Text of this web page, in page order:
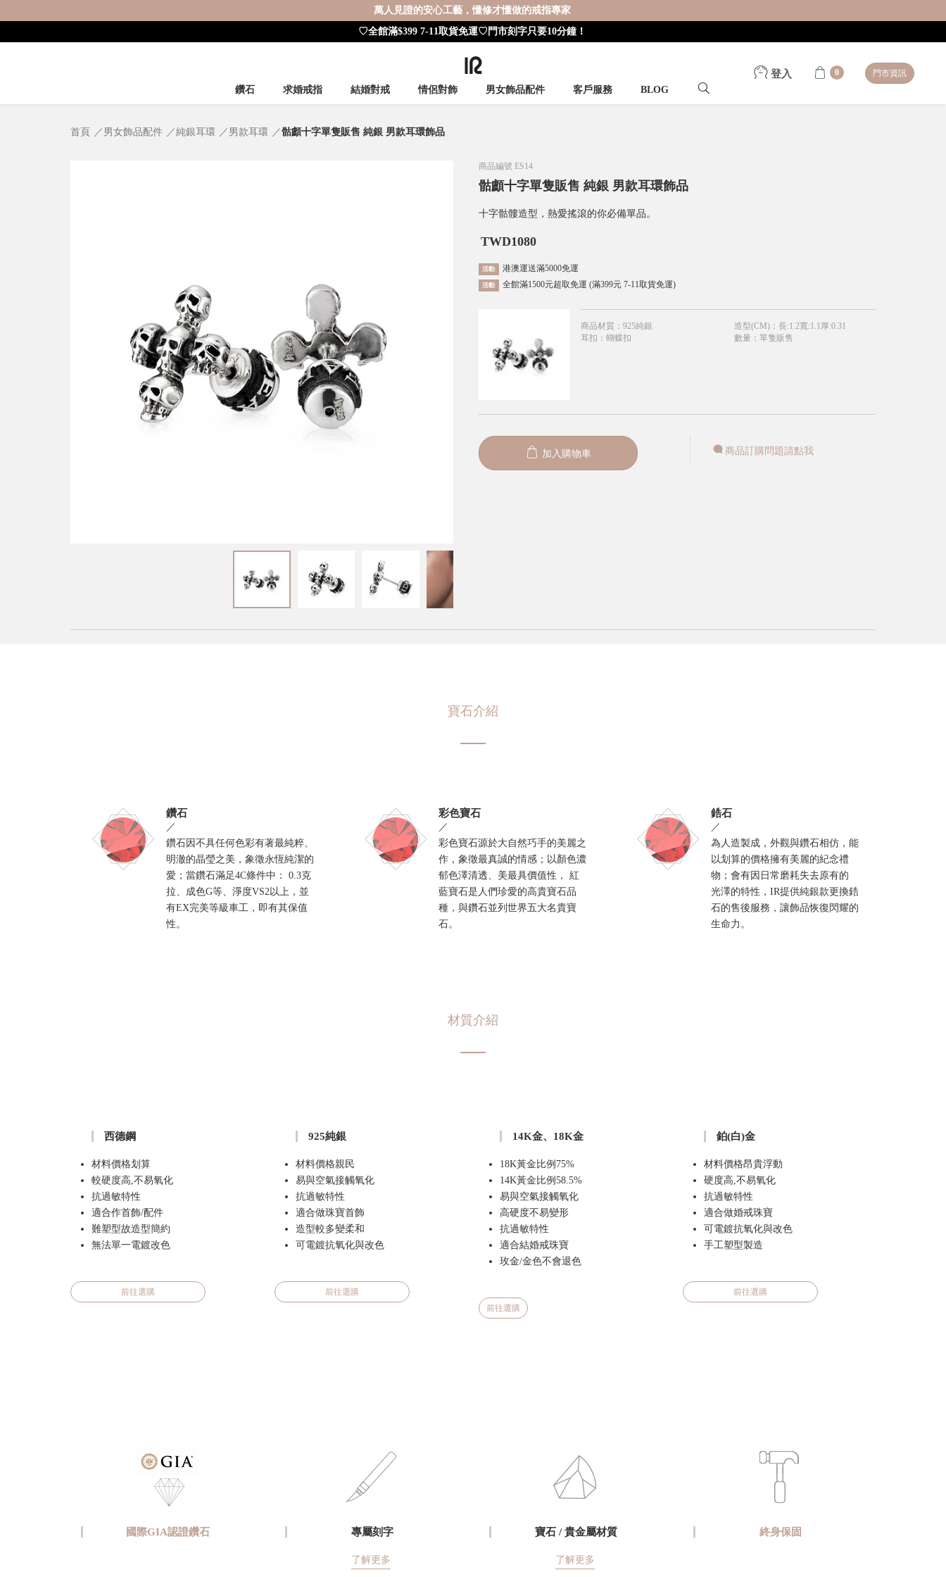
萬人見證的安心工藝，懂修才懂做的戒指專家
♡全館滿$399 7-11取貨免運♡門市刻字只要10分鐘！
鑽石 求婚戒指 結婚對戒 情侶對飾 男女飾品配件 客戶服務 BLOG
登入 0 門市資訊
首頁 男女飾品配件 純銀耳環 男款耳環 骷顱十字單隻販售 純銀 男款耳環飾品
商品編號 ES14
骷顱十字單隻販售 純銀 男款耳環飾品
十字骷髏造型，熱愛搖滾的你必備單品。
TWD1080
活動 港澳運送滿5000免運
活動 全館滿1500元超取免運 (滿399元 7-11取貨免運)
商品材質 ： 925純銀 造型(CM)： 長:1.2寬:1.1厚:0.31
耳扣 ： 蝴蝶扣 數量： 單隻販售
加入購物車 商品訂購問題請點我
寶石介紹
鑽石
／
鑽石因不具任何色彩有著最純粹、
明澈的晶瑩之美，象徵永恆純潔的
愛；當鑽石滿足4C條件中： 0.3克
拉、成色G等、淨度VS2以上，並
有EX完美等級車工，即有其保值
性。
彩色寶石
／
彩色寶石源於大自然巧手的美麗之
作，象徵最真誠的情感；以顏色濃
郁色澤清透、美最具價值性， 紅
藍寶石是人們珍愛的高貴寶石品
種，與鑽石並列世界五大名貴寶
石。
鋯石
／
為人造製成，外觀與鑽石相仿，能
以划算的價格擁有美麗的紀念禮
物；會有因日常磨耗失去原有的
光澤的特性，IR提供純銀款更換鋯
石的售後服務，讓飾品恢復閃耀的
生命力。
材質介紹
西德鋼
材料價格划算
較硬度高,不易氧化
抗過敏特性
適合作首飾/配件
難塑型故造型簡約
無法單一電鍍改色
前往選購
925純銀
材料價格親民
易與空氣接觸氧化
抗過敏特性
適合做珠寶首飾
造型較多變柔和
可電鍍抗氧化與改色
前往選購
14K金、18K金
18K黃金比例75%
14K黃金比例58.5%
易與空氣接觸氧化
高硬度不易變形
抗過敏特性
適合結婚戒珠寶
玫金/金色不會退色
前往選購
鉑(白)金
材料價格昂貴浮動
硬度高,不易氧化
抗過敏特性
適合做婚戒珠寶
可電鍍抗氧化與改色
手工塑型製造
前往選購
國際GIA認證鑽石 專屬刻字
了解更多
寶石 / 貴金屬材質
了解更多
終身保固